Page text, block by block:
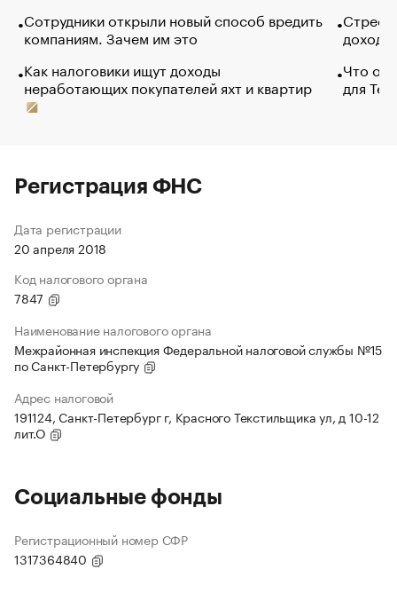
Сотрудники открыли новый способ вредить
компаниям. Зачем им это
Как налоговики ищут доходы
неработающих покупателей яхт и квартир
Что
для
Регистрация ФНС
Дата регистрации
20 апреля 2018
Код налогового органа
7847
Наименование налогового органа
Межрайонная инспекция Федеральной налоговой службы №15
по Санкт-Петербургу
Адрес налоговой
191124, Санкт-Петербург г, Красного Текстильщика ул, д 10-12
лит.О
Социальные фонды
Регистрационный номер СФР
1317364840